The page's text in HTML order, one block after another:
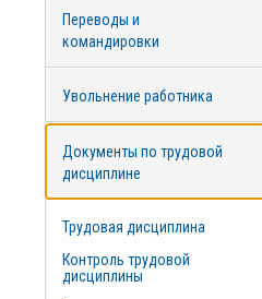
Переводы и
командировки
Увольнение работника
Документы по трудовой
дисциплине
Трудовая дисциплина
Контроль трудовой
дисциплины